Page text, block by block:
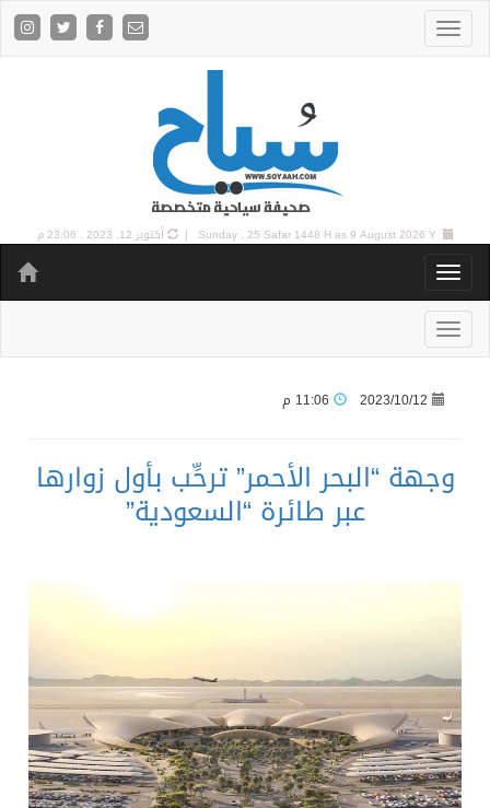
Sunday , 25 Safar 1448 H as9 August 2026 Y | أكتوبر 12, 2023 , 23:06 م
2023/10/12
وجهة “البحر الأحمر” ترحِّب بأول زوارها
عبر طائرة “السعودية”